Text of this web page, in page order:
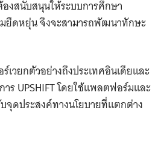
งสนับสนุนให้ระบบการศึกษา
ยืดหยุ่น จึงจะสามารถพัฒนาทักษะ
เวยกตัวอย่างถึงประเทศอินเดียและ
ร UPSHIFT โดยใช้แพลตฟอร์มและ
จุดประสงค์ทางนโยบายที่แตกต่าง